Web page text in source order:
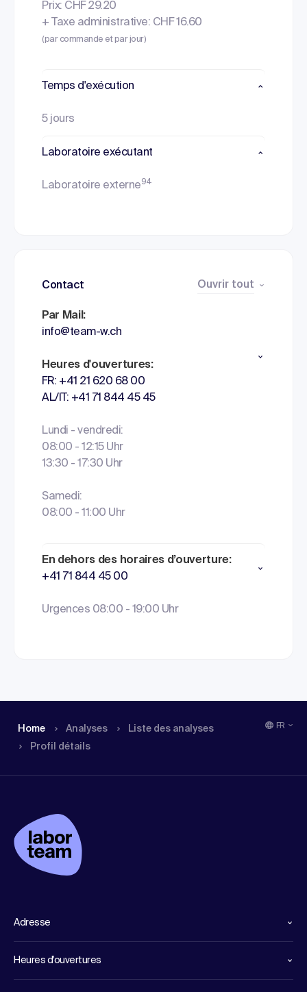
Prix: CHF 29.20
+ Taxe administrative: CHF 16.60
(par commande et par jour)
Temps d'exécution
5 jours
Laboratoire exécutant
Laboratoire externe94
Contact Ouvrir tout
Par Mail:
info@team-w.ch
Heures d'ouvertures:
FR: +41 21 620 68 00
AL/IT: +41 71 844 45 45
Lundi - vendredi:
08:00 - 12:15 Uhr
13:30 - 17:30 Uhr
Samedi:
08:00 - 11:00 Uhr
En dehors des horaires d’ouverture:
+41 71 844 45 00
Urgences 08:00 - 19:00 Uhr
Home Analyses
Liste des analyses
Profil détails
FR
Adresse
Heures d'ouvertures